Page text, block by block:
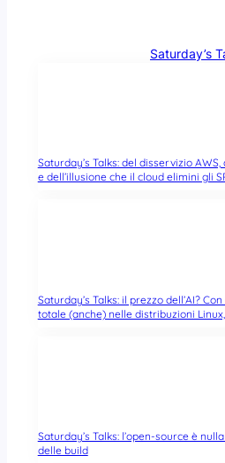
Saturday’s
Saturday’s Talks: del disservizio
e dell’illusione che il cloud elimini gli
Saturday’s Talks: il prezzo dell’AI?
totale (anche) nelle distribuzioni
Saturday’s Talks: l’open-source è
delle build